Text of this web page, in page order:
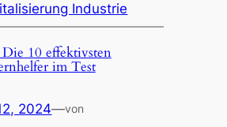
Industrie
10 effektivsten
im Test
2024—von